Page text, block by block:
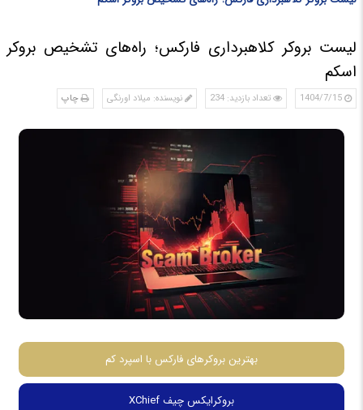
لیست بروکر کلاهبرداری فارکس؛ راه‌های تشخیص بروکر
اسکم
1404/7/15 تعداد بازدید: 234 نویسنده: میلاد اورنگی چاپ
بهترین بروکرهای فارکس با اسپرد کم
بروکرایکس چیف XChief